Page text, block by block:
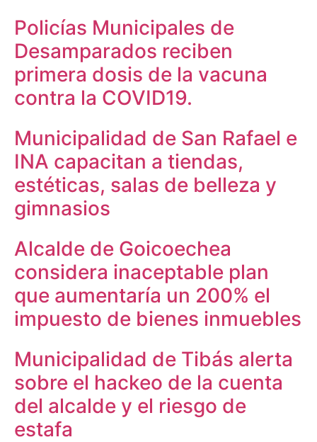
Policías Municipales de
Desamparados reciben
primera dosis de la vacuna
contra la COVID19.
Municipalidad de San Rafael e
INA capacitan a tiendas,
estéticas, salas de belleza y
gimnasios
Alcalde de Goicoechea
considera inaceptable plan
que aumentaría un 200% el
impuesto de bienes inmuebles
Municipalidad de Tibás alerta
sobre el hackeo de la cuenta
del alcalde y el riesgo de
estafa